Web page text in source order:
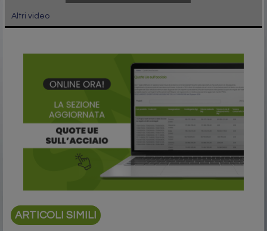
Altri video
ARTICOLI SIMILI